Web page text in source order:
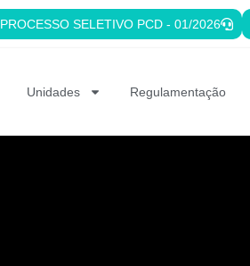
PROCESSO SELETIVO PCD - 01/2026
Unidades Regulamentação